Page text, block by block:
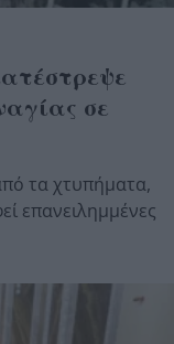
σε
τα χτυπήματα,
επανειλημμένες